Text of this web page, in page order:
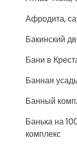
Афродита,
Бакинский
Бани в
Банная
Банный
Банька на
комплекс